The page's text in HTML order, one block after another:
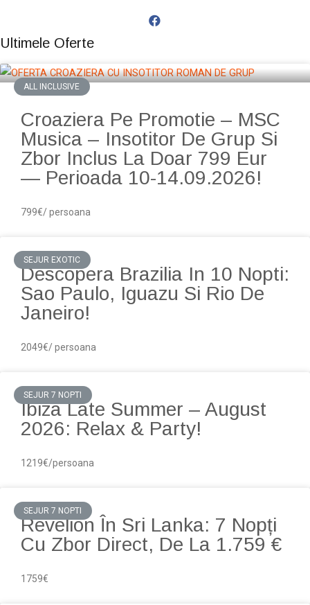
Ultimele Oferte
ALL INCLUSIVE
Croaziera Pe Promotie – MSC
Musica – Insotitor De Grup Si
Zbor Inclus La Doar 799 Eur
— Perioada 10-14.09.2026!
799€/ persoana
SEJUR EXOTIC
Descopera Brazilia In 10 Nopti:
Sao Paulo, Iguazu Si Rio De
Janeiro!
2049€/ persoana
SEJUR 7 NOPTI
Ibiza Late Summer – August
2026: Relax & Party!
1219€/persoana
SEJUR 7 NOPTI
Revelion În Sri Lanka: 7 Nopți
Cu Zbor Direct, De La 1.759 €
1759€